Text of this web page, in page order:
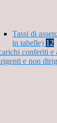
Tassi di
in tabelle) 12
conferiti e
e non